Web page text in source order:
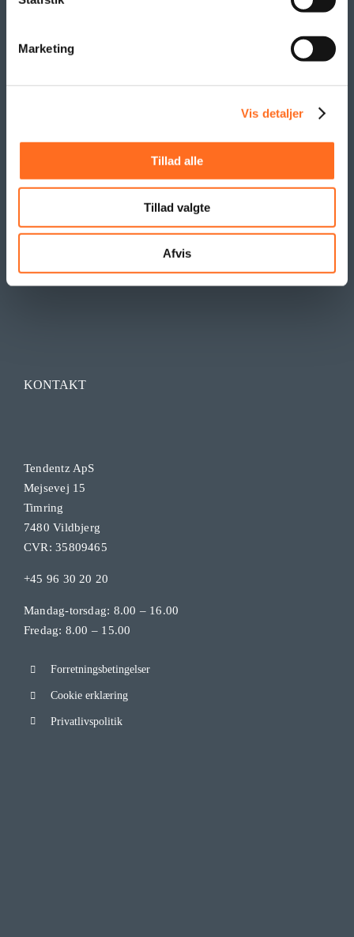
Marketing
Vis detaljer
Tillad alle
Tillad valgte
Afvis
KONTAKT
Tendentz ApS
Mejsevej 15
Timring
7480 Vildbjerg
CVR: 35809465
+45 96 30 20 20
Mandag-torsdag: 8.00 – 16.00
Fredag: 8.00 – 15.00
Forretningsbetingelser
Cookie erklæring
Privatlivspolitik